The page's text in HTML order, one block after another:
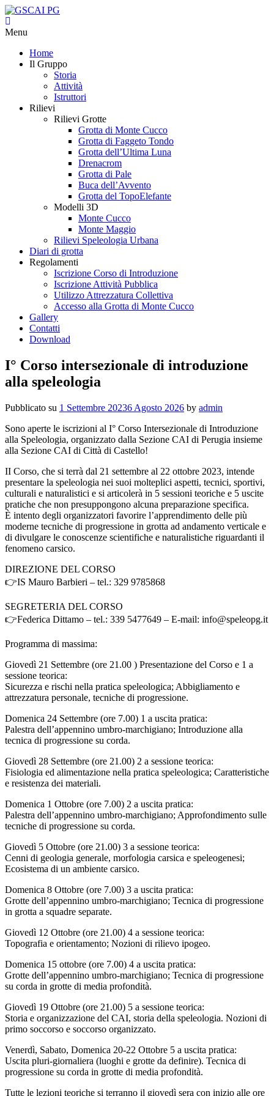
Menu
Home
Il Gruppo
Storia
Attività
Istruttori
Rilievi
Rilievi Grotte
Grotta di Monte Cucco
Grotta di Faggeto Tondo
Grotta dell’Ultima Luna
Drenacrom
Grotta di Pale
Buca dell’Avvento
Grotta del TopoElefante
Modelli 3D
Monte Cucco
Monte Maggio
Rilievi Speleologia Urbana
Diari di grotta
Regolamenti
Iscrizione Corso di Introduzione
Iscrizione Attività Pubblica
Utilizzo Attrezzatura Collettiva
Accesso alla Grotta di Monte Cucco
Gallery
Contatti
Download
I° Corso intersezionale di introduzione
alla speleologia
Pubblicato su 1 Settembre 20236 Agosto 2026 by admin
Sono aperte le iscrizioni al I° Corso Intersezionale di Introduzione
alla Speleologia, organizzato dalla Sezione CAI di Perugia insieme
alla Sezione CAI di Città di Castello!
II Corso, che si terrà dal 21 settembre al 22 ottobre 2023, intende
presentare la speleologia nei suoi molteplici aspetti, tecnici, sportivi,
culturali e naturalistici e si articolerà in 5 sessioni teoriche e 5 uscite
pratiche che non presuppongono alcuna preparazione specifica.
È intento degli organizzatori favorire l’apprendimento delle più
moderne tecniche di progressione in grotta ad andamento verticale e
di divulgare le conoscenze scientifiche e naturalistiche riguardanti il
fenomeno carsico.
DIREZIONE DEL CORSO
👉IS Mauro Barbieri – tel.: 329 9785868
SEGRETERIA DEL CORSO
👉Federica Dittamo – tel.: 339 5477649 – E-mail: info@speleopg.it
Programma di massima:
Giovedì 21 Settembre (ore 21.00 ) Presentazione del Corso e 1 a
sessione teorica:
Sicurezza e rischi nella pratica speleologica; Abbigliamento e
attrezzatura personale, tecniche di progressione.
Domenica 24 Settembre (ore 7.00) 1 a uscita pratica:
Palestra dell’appennino umbro-marchigiano; Introduzione alla
tecnica di progressione su corda.
Giovedì 28 Settembre (ore 21.00) 2 a sessione teorica:
Fisiologia ed alimentazione nella pratica speleologica; Caratteristiche
e resistenza dei materiali.
Domenica 1 Ottobre (ore 7.00) 2 a uscita pratica:
Palestra dell’appennino umbro-marchigiano; Approfondimento sulle
tecniche di progressione su corda.
Giovedì 5 Ottobre (ore 21.00) 3 a sessione teorica:
Cenni di geologia generale, morfologia carsica e speleogenesi;
Ecosistema di un ambiente carsico.
Domenica 8 Ottobre (ore 7.00) 3 a uscita pratica:
Grotte dell’appennino umbro-marchigiano; Tecnica di progressione
in grotta a squadre separate.
Giovedì 12 Ottobre (ore 21.00) 4 a sessione teorica:
Topografia e orientamento; Nozioni di rilievo ipogeo.
Domenica 15 ottobre (ore 7.00) 4 a uscita pratica:
Grotte dell’appennino umbro-marchigiano; Tecnica di progressione
su corda in grotte di media profondità.
Giovedì 19 Ottobre (ore 21.00) 5 a sessione teorica:
Storia e organizzazione del CAI, storia della speleologia. Nozioni di
primo soccorso e soccorso organizzato.
Venerdì, Sabato, Domenica 20-22 Ottobre 5 a uscita pratica:
Uscita pluri-giornaliera (luoghi e grotte da definire). Tecnica di
progressione su corda in grotte di media profondità.
Tutte le lezioni teoriche si terranno il giovedì sera con inizio alle ore